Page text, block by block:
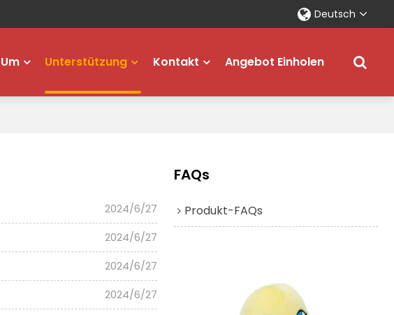
Deutsch
Um Unterstützung Kontakt Angebot Einholen
2024/6/27
2024/6/27
2024/6/27
2024/6/27
FAQs
Produkt-FAQs